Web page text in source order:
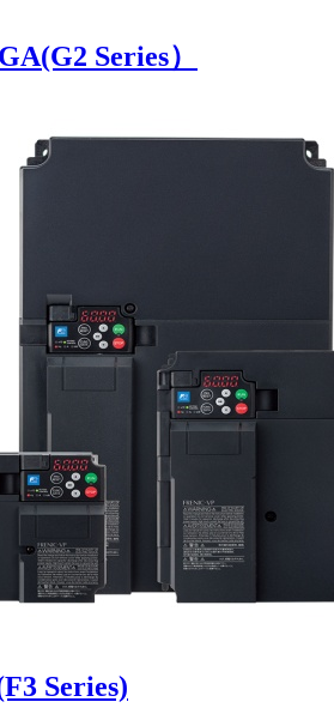
Series）
Series)